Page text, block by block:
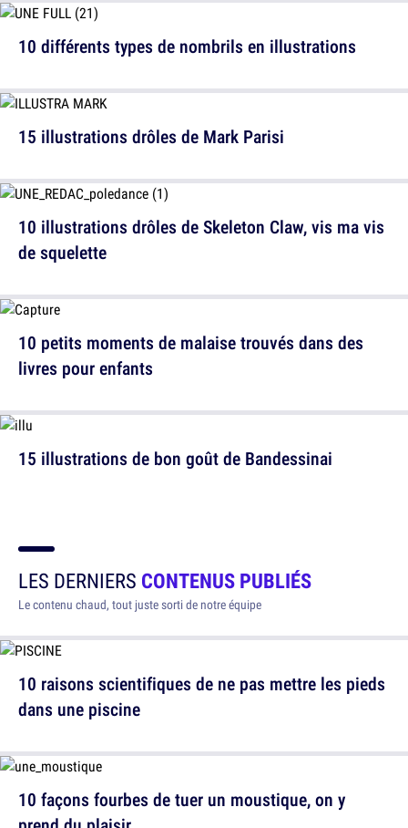
10 différents types de nombrils en illustrations
10 illustrations drôles de Skeleton Claw, vis ma vis
de squelette
15 illustrations de bon goût de Bandessinai
15 illustrations drôles de Mark Parisi
10 petits moments de malaise trouvés dans des
livres pour enfants
LES DERNIERS CONTENUS PUBLIÉS
Le contenu chaud, tout juste sorti de notre équipe
10 raisons scientifiques de ne pas mettre les pieds
dans une piscine
10 façons fourbes de tuer un moustique, on y